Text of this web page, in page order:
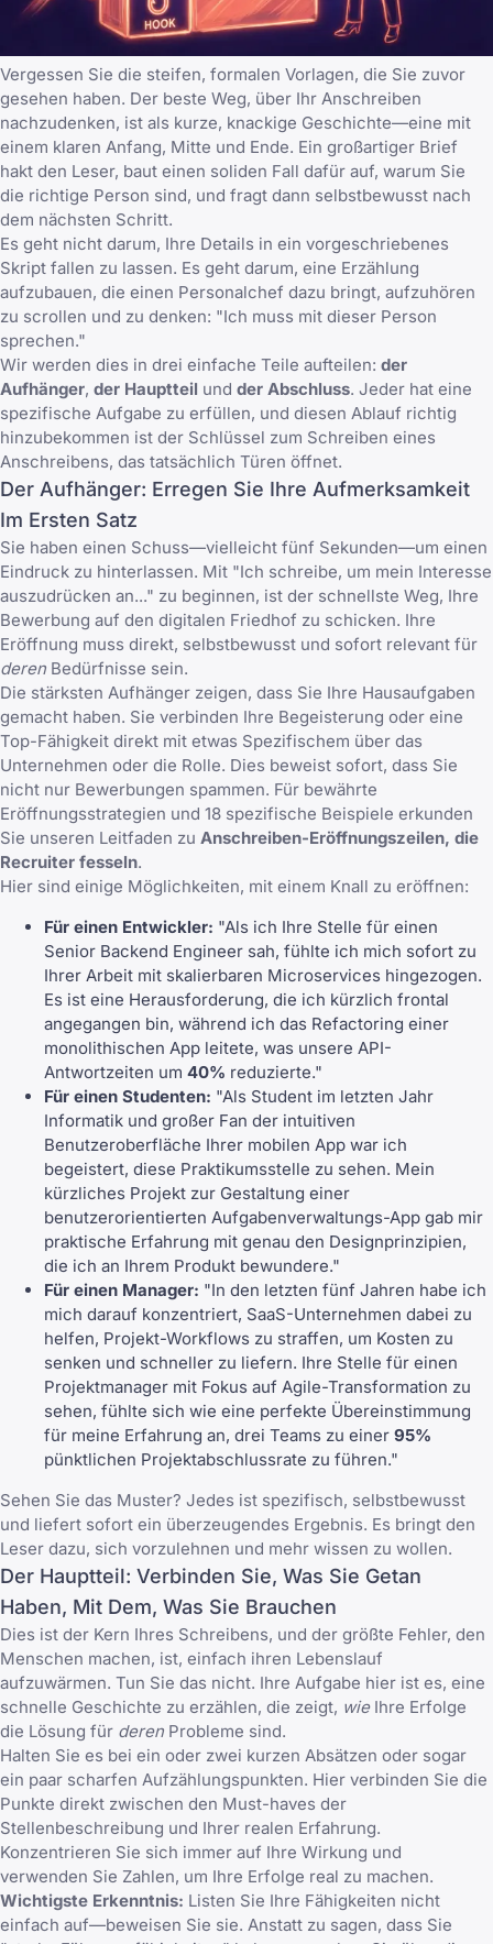
Vergessen Sie die steifen, formalen Vorlagen, die Sie zuvor
gesehen haben. Der beste Weg, über Ihr Anschreiben
nachzudenken, ist als kurze, knackige Geschichte—eine mit
einem klaren Anfang, Mitte und Ende. Ein großartiger Brief
hakt den Leser, baut einen soliden Fall dafür auf, warum Sie
die richtige Person sind, und fragt dann selbstbewusst nach
dem nächsten Schritt.
Es geht nicht darum, Ihre Details in ein vorgeschriebenes
Skript fallen zu lassen. Es geht darum, eine Erzählung
aufzubauen, die einen Personalchef dazu bringt, aufzuhören
zu scrollen und zu denken: "Ich muss mit dieser Person
sprechen."
Wir werden dies in drei einfache Teile aufteilen: der
Aufhänger, der Hauptteil und der Abschluss. Jeder hat eine
spezifische Aufgabe zu erfüllen, und diesen Ablauf richtig
hinzubekommen ist der Schlüssel zum Schreiben eines
Anschreibens, das tatsächlich Türen öffnet.
Der Aufhänger: Erregen Sie Ihre Aufmerksamkeit
Im Ersten Satz
Sie haben einen Schuss—vielleicht fünf Sekunden—um einen
Eindruck zu hinterlassen. Mit "Ich schreibe, um mein Interesse
auszudrücken an..." zu beginnen, ist der schnellste Weg, Ihre
Bewerbung auf den digitalen Friedhof zu schicken. Ihre
Eröffnung muss direkt, selbstbewusst und sofort relevant für
deren Bedürfnisse sein.
Die stärksten Aufhänger zeigen, dass Sie Ihre Hausaufgaben
gemacht haben. Sie verbinden Ihre Begeisterung oder eine
Top-Fähigkeit direkt mit etwas Spezifischem über das
Unternehmen oder die Rolle. Dies beweist sofort, dass Sie
nicht nur Bewerbungen spammen. Für bewährte
Eröffnungsstrategien und 18 spezifische Beispiele erkunden
Sie unseren Leitfaden zu Anschreiben-Eröffnungszeilen, die
Recruiter fesseln.
Hier sind einige Möglichkeiten, mit einem Knall zu eröffnen:
Für einen Entwickler: "Als ich Ihre Stelle für einen
Senior Backend Engineer sah, fühlte ich mich sofort zu
Ihrer Arbeit mit skalierbaren Microservices hingezogen.
Es ist eine Herausforderung, die ich kürzlich frontal
angegangen bin, während ich das Refactoring einer
monolithischen App leitete, was unsere API-
Antwortzeiten um 40% reduzierte."
Für einen Studenten: "Als Student im letzten Jahr
Informatik und großer Fan der intuitiven
Benutzeroberfläche Ihrer mobilen App war ich
begeistert, diese Praktikumsstelle zu sehen. Mein
kürzliches Projekt zur Gestaltung einer
benutzerorientierten Aufgabenverwaltungs-App gab mir
praktische Erfahrung mit genau den Designprinzipien,
die ich an Ihrem Produkt bewundere."
Für einen Manager: "In den letzten fünf Jahren habe ich
mich darauf konzentriert, SaaS-Unternehmen dabei zu
helfen, Projekt-Workflows zu straffen, um Kosten zu
senken und schneller zu liefern. Ihre Stelle für einen
Projektmanager mit Fokus auf Agile-Transformation zu
sehen, fühlte sich wie eine perfekte Übereinstimmung
für meine Erfahrung an, drei Teams zu einer 95%
pünktlichen Projektabschlussrate zu führen."
Sehen Sie das Muster? Jedes ist spezifisch, selbstbewusst
und liefert sofort ein überzeugendes Ergebnis. Es bringt den
Leser dazu, sich vorzulehnen und mehr wissen zu wollen.
Der Hauptteil: Verbinden Sie, Was Sie Getan
Haben, Mit Dem, Was Sie Brauchen
Dies ist der Kern Ihres Schreibens, und der größte Fehler, den
Menschen machen, ist, einfach ihren Lebenslauf
aufzuwärmen. Tun Sie das nicht. Ihre Aufgabe hier ist es, eine
schnelle Geschichte zu erzählen, die zeigt, wieIhre Erfolge
die Lösung für deren Probleme sind.
Halten Sie es bei ein oder zwei kurzen Absätzen oder sogar
ein paar scharfen Aufzählungspunkten. Hier verbinden Sie die
Punkte direkt zwischen den Must-haves der
Stellenbeschreibung und Ihrer realen Erfahrung.
Konzentrieren Sie sich immer auf Ihre Wirkung und
verwenden Sie Zahlen, um Ihre Erfolge real zu machen.
Wichtigste Erkenntnis: Listen Sie Ihre Fähigkeiten nicht
einfach auf—beweisen Sie sie. Anstatt zu sagen, dass Sie